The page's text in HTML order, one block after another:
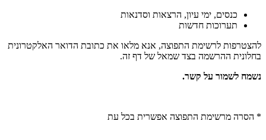
כנסים, ימי עיון, הרצאות וסדנאות
תערוכות חדשות
להצטרפות לרשימת התפוצה, אנא מלאו את כתובת הדואר האלקטרונית
בחלונית ההרשמה בצד שמאל של דף זה.
נשמח לשמור על קשר.
* הסרה מרשימת התפוצה אפשרית בכל עת​